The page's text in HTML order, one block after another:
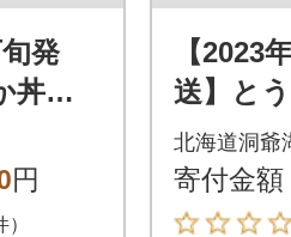
発
丼の
り 2
円
【2023
送】と
具
箱
北海道洞爺
寄付金額